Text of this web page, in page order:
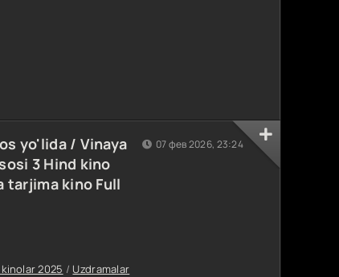
yo'lida / Vinaya
3 Hind kino
tarjima kino Full
2025 / Uzdramalar
07 фев 2026, 23:24